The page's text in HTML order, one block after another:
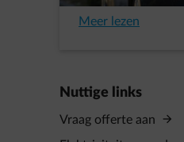
Meer lezen
Nuttige links
Vraag offerte aan